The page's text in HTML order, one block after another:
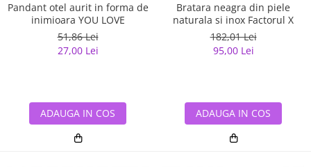
Pandant otel aurit in forma de
inimioara YOU LOVE
51,86 Lei
27,00 Lei
ADAUGA IN COS
Bratara neagra din piele
naturala si inox Factorul X
182,01 Lei
95,00 Lei
ADAUGA IN COS